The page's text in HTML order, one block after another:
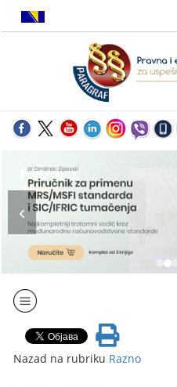
Nazad na rubriku Razno